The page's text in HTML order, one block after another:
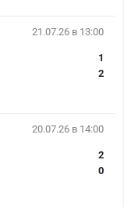
21.07.26 в 13:00
1
2
20.07.26 в 14:00
2
0